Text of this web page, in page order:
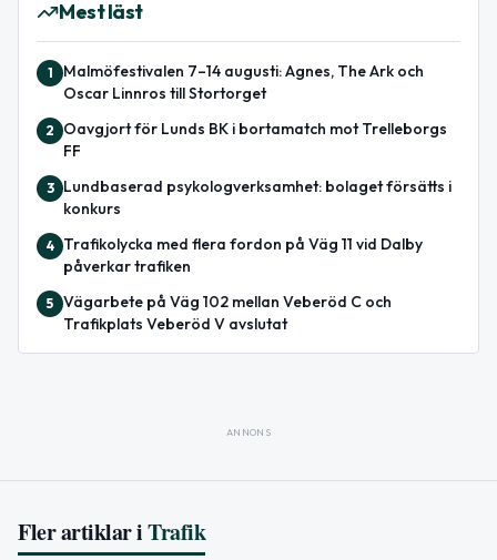
Mest läst
1
Malmöfestivalen 7–14 augusti: Agnes, The Ark och
Oscar Linnros till Stortorget
2
Oavgjort för Lunds BK i bortamatch mot Trelleborgs
FF
3
Lundbaserad psykologverksamhet: bolaget försätts i
konkurs
4
Trafikolycka med flera fordon på Väg 11 vid Dalby
påverkar trafiken
5 Vägarbete på Väg 102 mellan Veberöd C och
Trafikplats Veberöd V avslutat
ANNONS
Fler artiklar iTrafik